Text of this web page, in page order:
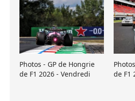
Photos - GP de Hongrie
de F1 2026 - Vendredi
de F1